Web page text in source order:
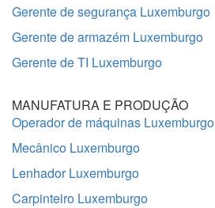
Gerente de segurança Luxemburgo
Gerente de armazém Luxemburgo
Gerente de TI Luxemburgo
MANUFATURA E PRODUÇÃO
Operador de máquinas Luxemburgo
Mecânico Luxemburgo
Lenhador Luxemburgo
Carpinteiro Luxemburgo